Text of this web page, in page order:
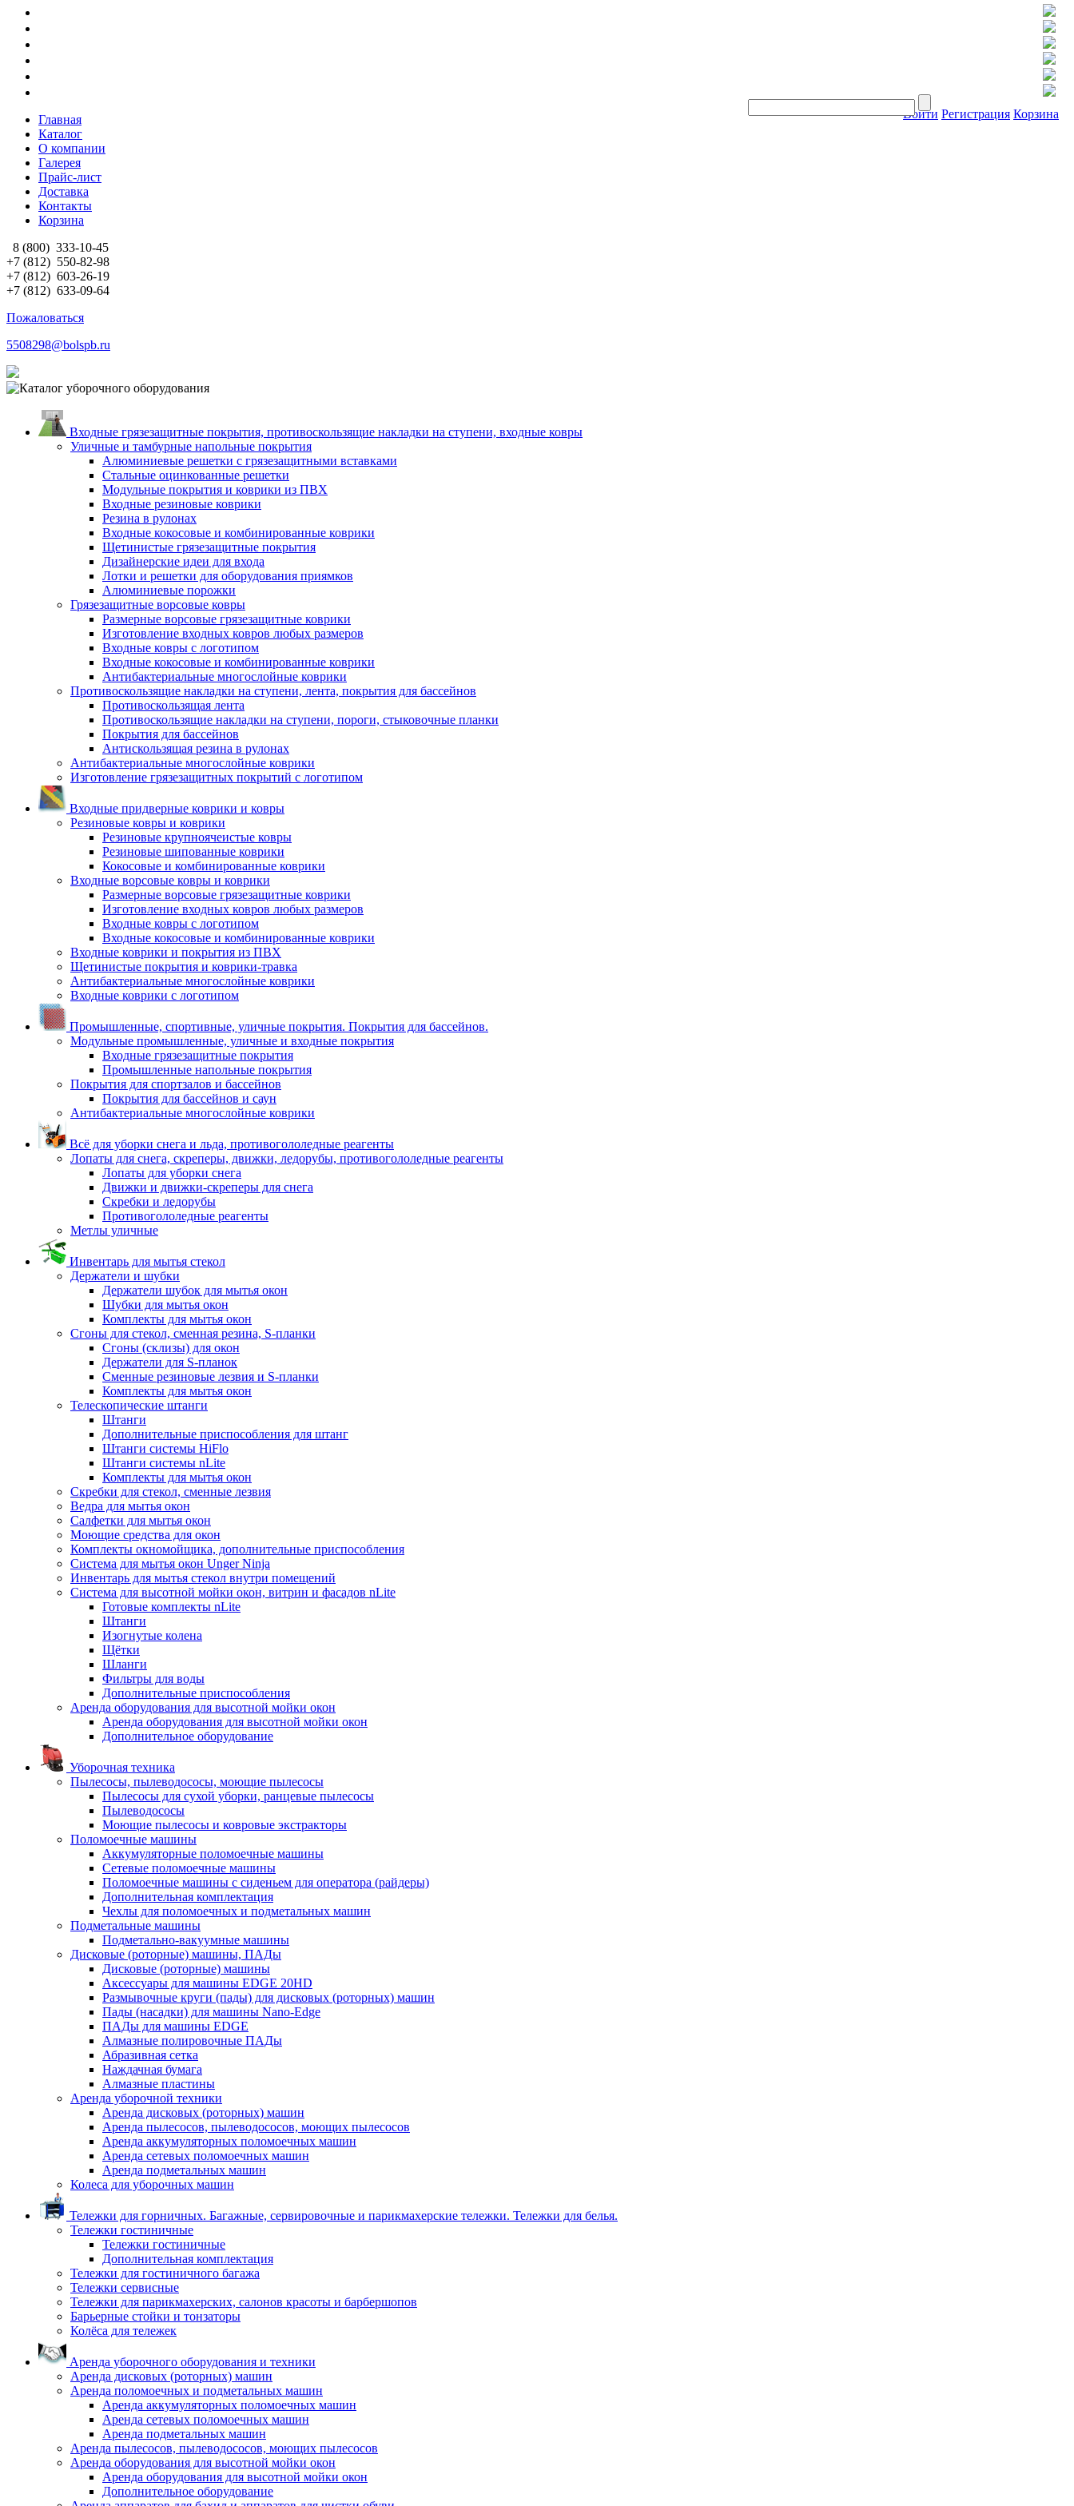
Войти Регистрация Корзина
Главная
Каталог
О компании
Галерея
Прайс-лист
Доставка
Контакты
Корзина
8 (800) 333-10-45
+7 (812) 550-82-98
+7 (812) 603-26-19
+7 (812) 633-09-64
Пожаловаться
5508298@bolspb.ru
Входные грязезащитные покрытия, противоскользящие накладки на ступени, входные ковры
Уличные и тамбурные напольные покрытия
Алюминиевые решетки с грязезащитными вставками
Стальные оцинкованные решетки
Модульные покрытия и коврики из ПВХ
Входные резиновые коврики
Резина в рулонах
Входные кокосовые и комбинированные коврики
Щетинистые грязезащитные покрытия
Дизайнерские идеи для входа
Лотки и решетки для оборудования приямков
Алюминиевые порожки
Грязезащитные ворсовые ковры
Размерные ворсовые грязезащитные коврики
Изготовление входных ковров любых размеров
Входные ковры с логотипом
Входные кокосовые и комбинированные коврики
Антибактериальные многослойные коврики
Противоскользящие накладки на ступени, лента, покрытия для бассейнов
Противоскользящая лента
Противоскользящие накладки на ступени, пороги, стыковочные планки
Покрытия для бассейнов
Антискользящая резина в рулонах
Антибактериальные многослойные коврики
Изготовление грязезащитных покрытий с логотипом
Входные придверные коврики и ковры
Резиновые ковры и коврики
Резиновые крупноячеистые ковры
Резиновые шипованные коврики
Кокосовые и комбинированные коврики
Входные ворсовые ковры и коврики
Размерные ворсовые грязезащитные коврики
Изготовление входных ковров любых размеров
Входные ковры с логотипом
Входные кокосовые и комбинированные коврики
Входные коврики и покрытия из ПВХ
Щетинистые покрытия и коврики-травка
Антибактериальные многослойные коврики
Входные коврики с логотипом
Промышленные, спортивные, уличные покрытия. Покрытия для бассейнов.
Модульные промышленные, уличные и входные покрытия
Входные грязезащитные покрытия
Промышленные напольные покрытия
Покрытия для спортзалов и бассейнов
Покрытия для бассейнов и саун
Антибактериальные многослойные коврики
Всё для уборки снега и льда, противогололедные реагенты
Лопаты для снега, скреперы, движки, ледорубы, противогололедные реагенты
Лопаты для уборки снега
Движки и движки-скреперы для снега
Скребки и ледорубы
Противогололедные реагенты
Метлы уличные
Инвентарь для мытья стекол
Держатели и шубки
Держатели шубок для мытья окон
Шубки для мытья окон
Комплекты для мытья окон
Сгоны для стекол, сменная резина, S-планки
Сгоны (склизы) для окон
Держатели для S-планок
Сменные резиновые лезвия и S-планки
Комплекты для мытья окон
Телескопические штанги
Штанги
Дополнительные приспособления для штанг
Штанги системы HiFlo
Штанги системы nLite
Комплекты для мытья окон
Скребки для стекол, сменные лезвия
Ведра для мытья окон
Салфетки для мытья окон
Моющие средства для окон
Комплекты окномойщика, дополнительные приспособления
Система для мытья окон Unger Ninja
Инвентарь для мытья стекол внутри помещений
Система для высотной мойки окон, витрин и фасадов nLite
Готовые комплекты nLite
Штанги
Изогнутые колена
Щётки
Шланги
Фильтры для воды
Дополнительные приспособления
Аренда оборудования для высотной мойки окон
Аренда оборудования для высотной мойки окон
Дополнительное оборудование
Уборочная техника
Пылесосы, пылеводососы, моющие пылесосы
Пылесосы для сухой уборки, ранцевые пылесосы
Пылеводососы
Моющие пылесосы и ковровые экстракторы
Поломоечные машины
Аккумуляторные поломоечные машины
Сетевые поломоечные машины
Поломоечные машины с сиденьем для оператора (райдеры)
Дополнительная комплектация
Чехлы для поломоечных и подметальных машин
Подметальные машины
Подметально-вакуумные машины
Дисковые (роторные) машины, ПАДы
Дисковые (роторные) машины
Аксессуары для машины EDGE 20HD
Размывочные круги (пады) для дисковых (роторных) машин
Пады (насадки) для машины Nano-Edge
ПАДы для машины EDGE
Алмазные полировочные ПАДы
Абразивная сетка
Наждачная бумага
Алмазные пластины
Аренда уборочной техники
Аренда дисковых (роторных) машин
Аренда пылесосов, пылеводососов, моющих пылесосов
Аренда аккумуляторных поломоечных машин
Аренда сетевых поломоечных машин
Аренда подметальных машин
Колеса для уборочных машин
Тележки для горничных. Багажные, сервировочные и парикмахерские тележки. Тележки для белья.
Тележки гостиничные
Тележки гостиничные
Дополнительная комплектация
Тележки для гостиничного багажа
Тележки сервисные
Тележки для парикмахерских, салонов красоты и барбершопов
Барьерные стойки и тонзаторы
Колёса для тележек
Аренда уборочного оборудования и техники
Аренда дисковых (роторных) машин
Аренда поломоечных и подметальных машин
Аренда аккумуляторных поломоечных машин
Аренда сетевых поломоечных машин
Аренда подметальных машин
Аренда пылесосов, пылеводососов, моющих пылесосов
Аренда оборудования для высотной мойки окон
Аренда оборудования для высотной мойки окон
Дополнительное оборудование